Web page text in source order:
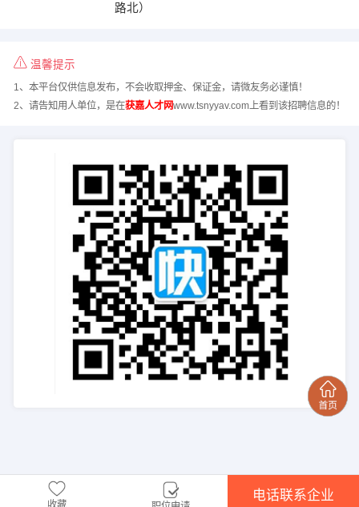
路北）
温馨提示
1、本平台仅供信息发布，不会收取押金、保证金，请微友务必谨慎！
2、请告知用人单位，是在获嘉人才网www.tsnyyav.com上看到该招聘信息的！
电话联系企业